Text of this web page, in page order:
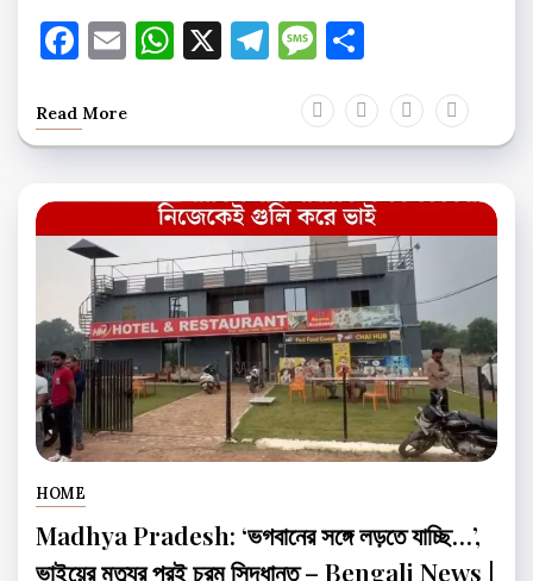
Facebook
EmailWhatsApp
X Telegram
Message
Read More
HOME
Madhya Pradesh: ‘ভগবানের সঙ্গে লড়তে যাচ্ছি…’,
ভাইয়ের মৃত্যুর পরই চরম সিদ্ধান্ত – Bengali News |